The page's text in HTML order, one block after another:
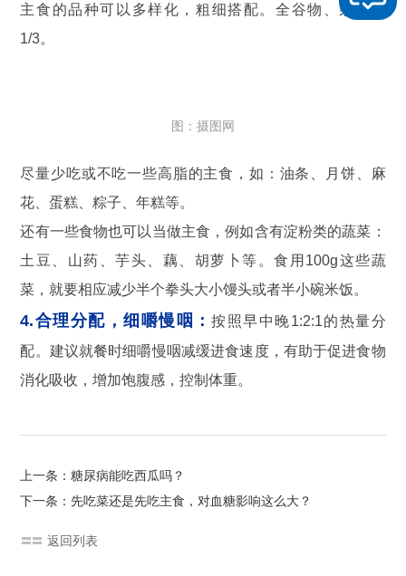
主食的品种可以多样化，粗细搭配。全谷物、杂豆占
1/3。
图：摄图网
尽量少吃或不吃一些高脂的主食，如：油条、月饼、麻
花、蛋糕、粽子、年糕等。
还有一些食物也可以当做主食，例如含有淀粉类的蔬菜：
土豆、山药、芋头、藕、胡萝卜等。食用100g这些蔬
菜，就要相应减少半个拳头大小馒头或者半小碗米饭。
4.合理分配，细嚼慢咽：按照早中晚1:2:1的热量分
配。建议就餐时细嚼慢咽减缓进食速度，有助于促进食物
消化吸收，增加饱腹感，控制体重。
上一条：糖尿病能吃西瓜吗？
下一条：先吃菜还是先吃主食，对血糖影响这么大？
返回列表